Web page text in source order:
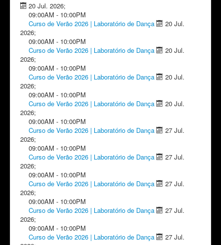
20 Jul. 2026;
09:00AM - 10:00PM
Curso de Verão 2026 | Laboratório de Dança
20 Jul.
2026;
09:00AM - 10:00PM
Curso de Verão 2026 | Laboratório de Dança
20 Jul.
2026;
09:00AM - 10:00PM
Curso de Verão 2026 | Laboratório de Dança
20 Jul.
2026;
09:00AM - 10:00PM
Curso de Verão 2026 | Laboratório de Dança
20 Jul.
2026;
09:00AM - 10:00PM
Curso de Verão 2026 | Laboratório de Dança
27 Jul.
2026;
09:00AM - 10:00PM
Curso de Verão 2026 | Laboratório de Dança
27 Jul.
2026;
09:00AM - 10:00PM
Curso de Verão 2026 | Laboratório de Dança
27 Jul.
2026;
09:00AM - 10:00PM
Curso de Verão 2026 | Laboratório de Dança
27 Jul.
2026;
09:00AM - 10:00PM
Curso de Verão 2026 | Laboratório de Dança
27 Jul.